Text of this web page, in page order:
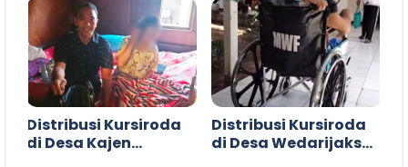
Distribusi Kursiroda
di Desa Kajen
Distribusi Kursiroda
di Desa Wedarijaksa